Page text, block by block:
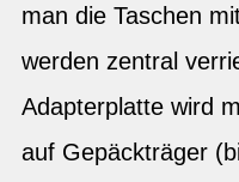
man die Taschen
werden zentral
Adapterplatte wird
auf Gepäckträger